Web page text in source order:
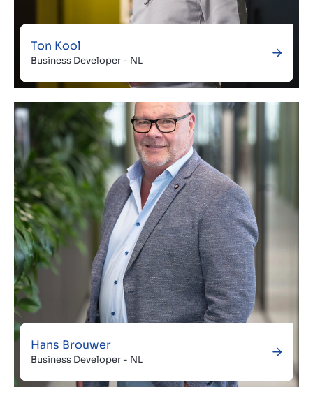
Ton Kool
Business Developer - NL
Hans Brouwer
Business Developer - NL